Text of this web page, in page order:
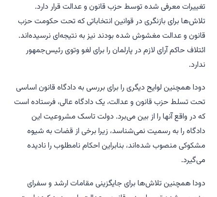
تغییرات معرفی شده توسط حزب قانون و عدالت قرار دارد.
تلاش‌ها برای بازنگری در قوانین انتخاباتی که تحت حکومت حزب
قانون و عدالت مغشوش شده بودند نیز به نتیجه‌ای نرسیده‌اند.
ائتلاف حاکم آرای لازم در پارلمان را برای لغو وتوی رئیس‌جمهور
ندارد.
دودا همچنین لوایح دیگری را برای بررسی به دادگاه قانون اساسی
تحت تسلط حزب قانون و عدالت، یک دادگاه عالی، فرستاده است
که در واقع آنها را از بین می‌برد. دولت تاسک مشروعیت این
دادگاه را به رسمیت نمی‌شناسد، زیرا برخی از قضات به شیوه
مشکوکی منصوب شده‌اند، بنابراین احکام نامطلوب را نادیده
می‌گیرد.
دودا همچنین تلاش‌ها برای جایگزینی مقامات ارشد و سفرای